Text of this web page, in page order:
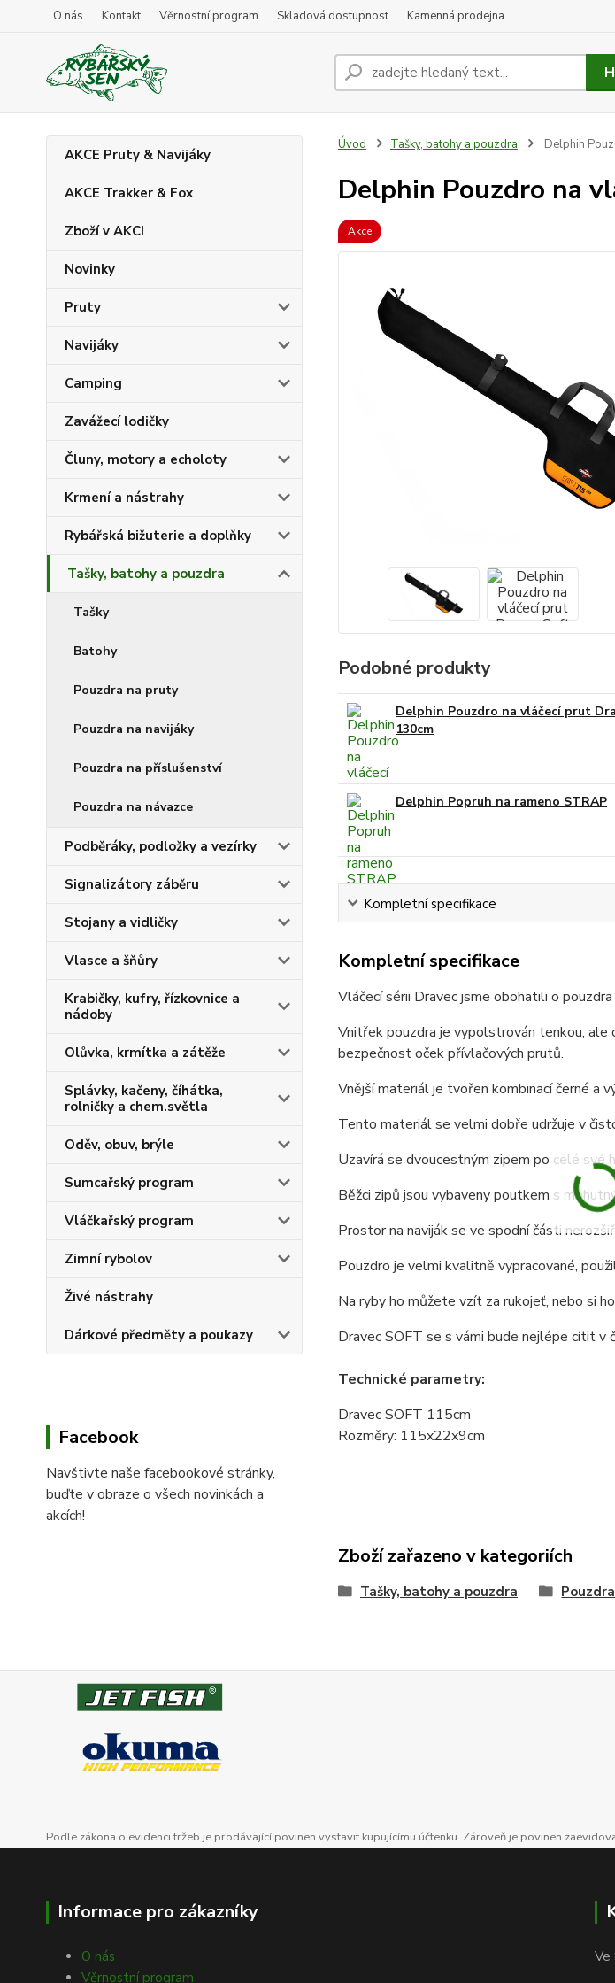
O nás Kontakt Věrnostní program Skladová dostupnost Kamenná prodejna
AKCE Pruty & Navijáky
AKCE Trakker & Fox
Zboží v AKCI
Novinky
Pruty
Navijáky
Camping
Zavážecí lodičky
Čluny, motory a echoloty
Krmení a nástrahy
Rybářská bižuterie a doplňky
Tašky, batohy a pouzdra
Tašky
Batohy
Pouzdra na pruty
Pouzdra na navijáky
Pouzdra na příslušenství
Pouzdra na návazce
Podběráky, podložky a vezírky
Signalizátory záběru
Stojany a vidličky
Vlasce a šňůry
Krabičky, kufry, řízkovnice a
nádoby
Olůvka, krmítka a zátěže
Splávky, kačeny, číhátka,
rolničky a chem.světla
Oděv, obuv, brýle
Sumcařský program
Vláčkařský program
Zimní rybolov
Živé nástrahy
Dárkové předměty a poukazy
Facebook
Navštivte naše facebookové stránky,
buďte v obraze o všech novinkách a
akcích!
Úvod Tašky, batohy a pouzdra Delphin
Delphin Pouzdro na
Akce
Podobné produkty
Delphin Pouzdro na vláčecí prut
130cm
Delphin Popruh na rameno STRAP
Kompletní specifikace
Kompletní specifikace
Vláčecí sérii Dravec jsme obohatili o
Vnitřek pouzdra je vypolstrován tenkou,
bezpečnost oček přívlačových prutů.
Vnější materiál je tvořen kombinací černé a
Tento materiál se velmi dobře udržuje v
Uzavírá se dvoucestným zipem po celé své
Běžci zipů jsou vybaveny poutkem s
Prostor na naviják se ve spodní části
Pouzdro je velmi kvalitně vypracované,
Na ryby ho můžete vzít za rukojeť, nebo si
Dravec SOFT se s vámi bude nejlépe cítit v
Technické parametry:
Dravec SOFT 115cm
Rozměry: 115x22x9cm
Zboží zařazeno v kategoriích
Tašky, batohy a pouzdra
Podle zákona o evidenci tržeb je prodávající povinen vystavit kupujícímu účtenku. Zároveň je povinen
Informace pro zákazníky
O nás
Věrnostní program
Ve